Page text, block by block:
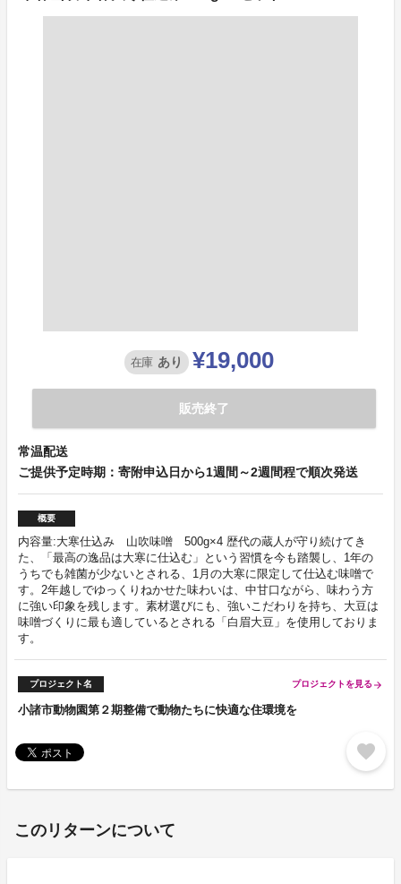
在庫 あり ¥19,000
販売終了
常温配送
ご提供予定時期：寄附申込日から1週間～2週間程で順次発送
概要
内容量:大寒仕込み 山吹味噌 500g×4 歴代の蔵人が守り続けてき
た、「最高の逸品は大寒に仕込む」という習慣を今も踏襲し、1年の
うちでも雑菌が少ないとされる、1月の大寒に限定して仕込む味噌で
す。2年越しでゆっくりねかせた味わいは、中甘口ながら、味わう方
に強い印象を残します。素材選びにも、強いこだわりを持ち、大豆は
味噌づくりに最も適しているとされる「白眉大豆」を使用しておりま
す。
プロジェクト名 プロジェクトを見る arrow_forward
小諸市動物園第２期整備で動物たちに快適な住環境を
favorite
このリターンについて